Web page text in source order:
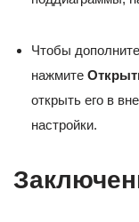
Чтобы
нажмите
открыть его в
настройки.